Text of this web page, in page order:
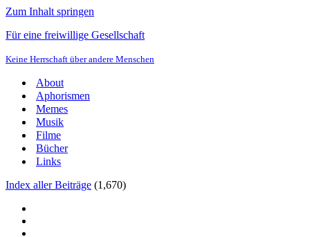
Zum Inhalt springen
Für eine freiwillige Gesellschaft
Keine Herrschaft über andere Menschen
About
Aphorismen
Memes
Musik
Filme
Bücher
Links
Index aller Beiträge (1,670)